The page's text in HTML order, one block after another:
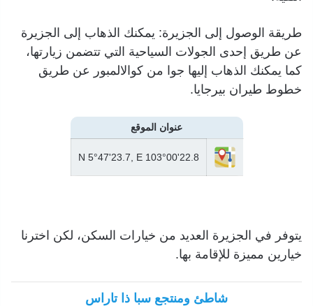
طريقة الوصول إلى الجزيرة: يمكنك الذهاب إلى الجزيرة
عن طريق إحدى الجولات السياحية التي تتضمن زيارتها،
كما يمكنك الذهاب إليها جوا من كوالالمبور عن طريق
خطوط طيران بيرجايا.
عنوان الموقع
N 5°47'23.7, E 103°00'22.8
يتوفر في الجزيرة العديد من خيارات السكن، لكن اخترنا
خيارين مميزة للإقامة بها.
شاطئ ومنتجع سبا ذا تاراس